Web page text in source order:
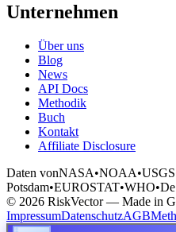
Unternehmen
Über uns
Blog
News
API Docs
Methodik
Buch
Kontakt
Affiliate Disclosure
Daten vonNASA•NOAA•USGS
Potsdam•EUROSTAT•WHO•
© 2026 RiskVector — Made in
ImpressumDatenschutzAGB